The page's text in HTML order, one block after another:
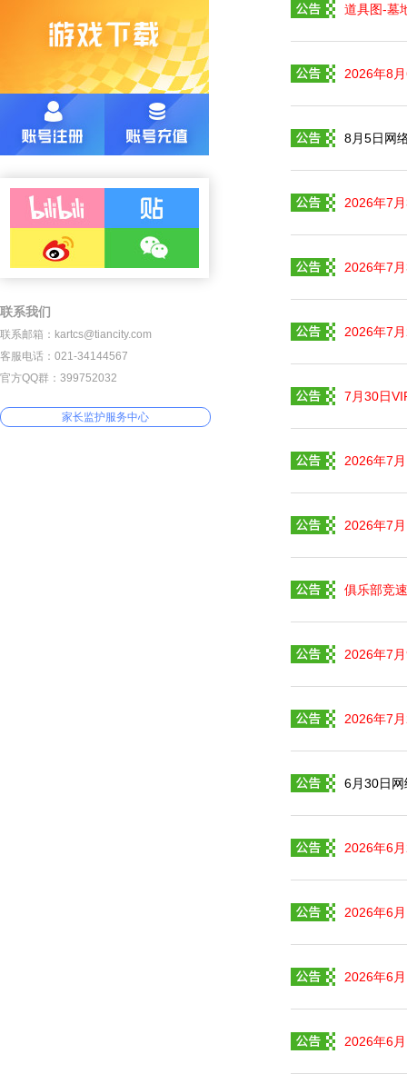
联系我们
联系邮箱：kartcs@tiancity.com
客服电话：021-34144567
官方QQ群：399752032
家长监护服务中心
道具图-墓
2026年8
8月5日网
2026年7
2026年7
2026年7
7月30日
2026年7
2026年7
俱乐部竞
2026年7
2026年7
6月30日
2026年6
2026年6
2026年6
2026年6